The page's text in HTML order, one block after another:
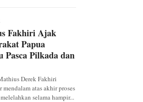
Fakhiri Ajak
Papua
Pasca Pilkada dan
Derek Fakhiri
atas akhir proses
selama hampir...